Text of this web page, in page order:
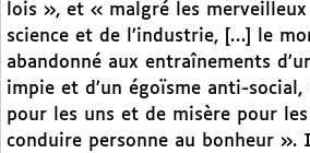
lois », et « malgré les
science et de l’industrie, […] le
abandonné aux entraînements
impie et d’un égoïsme anti-
pour les uns et de misère pour
conduire personne au bonheur ».